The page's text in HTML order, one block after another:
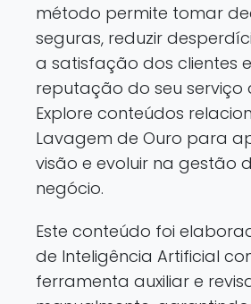
método permite tomar
seguras, reduzir
a satisfação dos clientes
reputação do seu serviço
Explore conteúdos
Lavagem de Ouro para
visão e evoluir na gestão
negócio.
Este conteúdo foi
de Inteligência Artificial
ferramenta auxiliar e